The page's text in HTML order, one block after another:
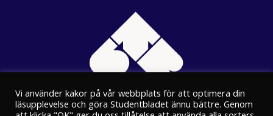
Vi använder kakor på vår webbplats för att optimera din
läsupplevelse och göra Studentbladet ännu bättre. Genom